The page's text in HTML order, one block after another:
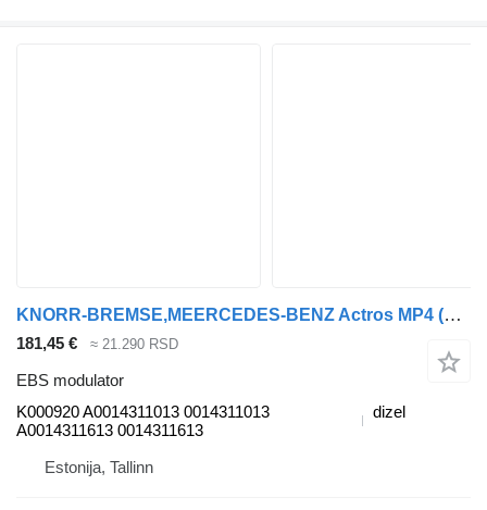
KNORR-BREMSE,MEERCEDES-BENZ Actros MP4 (01.12-) K000920 EBS modulator za Mercedes-Benz Actros MP4 Antos Arocs (2012-) tegljača
181,45 € ≈ 21.290 RSD
EBS modulator
K000920 A0014311013 0014311013
A0014311613 0014311613
dizel
Estonija, Tallinn